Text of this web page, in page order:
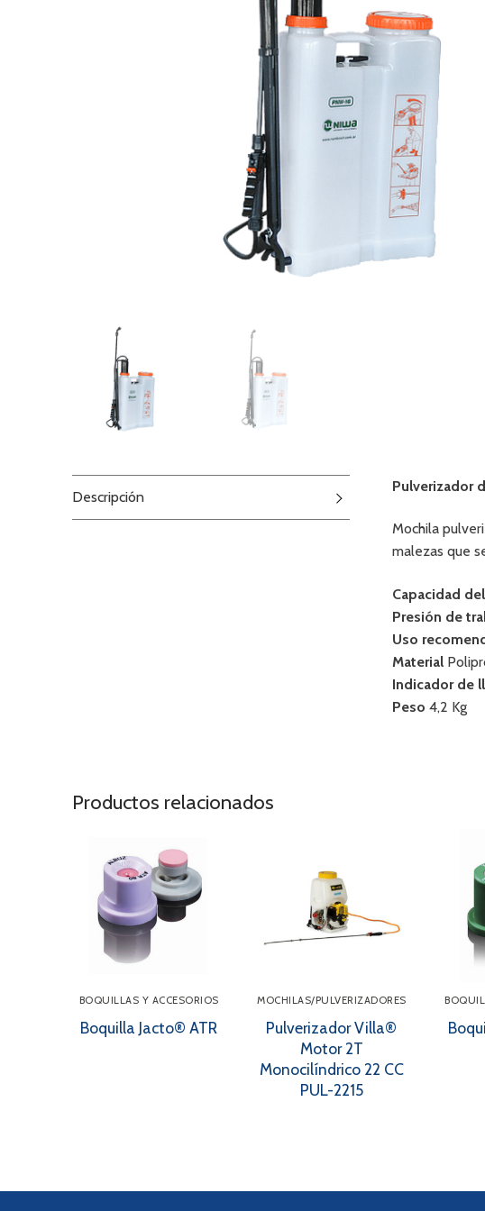
Servicio Técnico
Búsqueda
de
productos
Descripción
Pulverizador
Mochila
malezas que
Capacidad
Presión de
Uso
Material
Indicador de
Peso 4,2 Kg
Productos relacionados
BOQUILLAS Y ACCESORIOS
Boquilla Jacto® ATR
MOCHILAS/PULVERIZADORES
Pulverizador Villa®
Motor 2T
Monocilíndrico 22 CC
PUL-2215